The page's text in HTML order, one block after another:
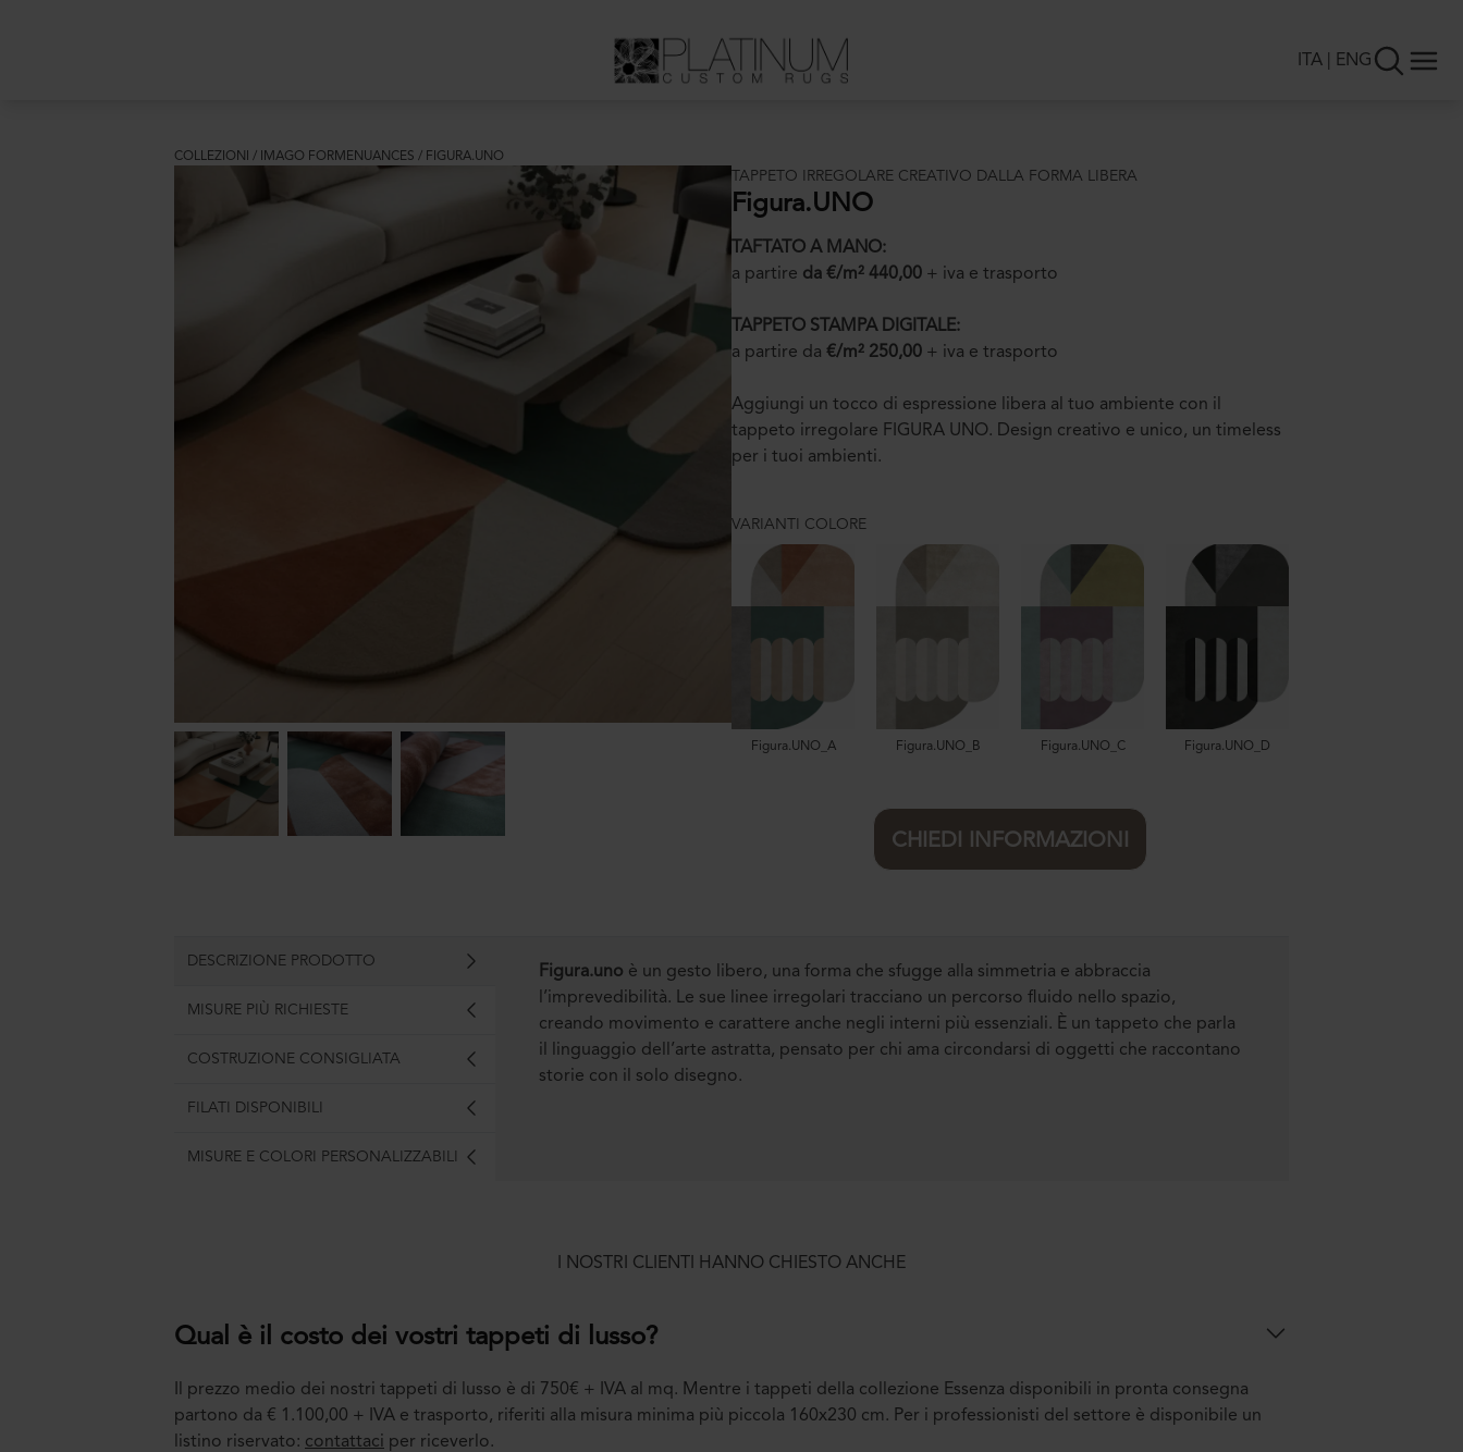
ITA ENG
COLLEZIONI / IMAGO FORMENUANCES / FIGURA.UNO
TAPPETO IRREGOLARE CREATIVO DALLA FORMA LIBERA
Figura.UNO
TAFTATO A MANO:
a partire da €/m² 440,00 + iva e trasporto
TAPPETO STAMPA DIGITALE:
a partire da €/m² 250,00 + iva e trasporto
Aggiungi un tocco di espressione libera al tuo ambiente con il
tappeto irregolare FIGURA UNO. Design creativo e unico, un timeless
per i tuoi ambienti.
VARIANTI COLORE
Figura.UNO_A Figura.UNO_B Figura.UNO_C Figura.UNO_D
CHIEDI INFORMAZIONI
DESCRIZIONE PRODOTTO
MISURE PIÙ RICHIESTE
COSTRUZIONE CONSIGLIATA
FILATI DISPONIBILI
MISURE E COLORI PERSONALIZZABILI
Figura.uno è un gesto libero, una forma che sfugge alla simmetria e abbraccia
l’imprevedibilità. Le sue linee irregolari tracciano un percorso fluido nello spazio,
creando movimento e carattere anche negli interni più essenziali. È un tappeto che parla
il linguaggio dell’arte astratta, pensato per chi ama circondarsi di oggetti che raccontano
storie con il solo disegno.
I NOSTRI CLIENTI HANNO CHIESTO ANCHE
Qual è il costo dei vostri tappeti di lusso?
Il prezzo medio dei nostri tappeti di lusso è di 750€ + IVA al mq. Mentre i tappeti della collezione Essenza disponibili in pronta consegna
partono da € 1.100,00 + IVA e trasporto, riferiti alla misura minima più piccola 160x230 cm. Per i professionisti del settore è disponibile un
listino riservato: contattaci per riceverlo.